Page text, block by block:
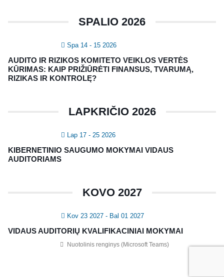
SPALIO 2026
Spa 14 - 15 2026
AUDITO IR RIZIKOS KOMITETO VEIKLOS VERTĖS
KŪRIMAS: KAIP PRIŽIŪRĖTI FINANSUS, TVARUMĄ,
RIZIKAS IR KONTROLĘ?
LAPKRIČIO 2026
Lap 17 - 25 2026
KIBERNETINIO SAUGUMO MOKYMAI VIDAUS
AUDITORIAMS
KOVO 2027
Kov 23 2027 - Bal 01 2027
VIDAUS AUDITORIŲ KVALIFIKACINIAI MOKYMAI
Nuotolinis renginys (Microsoft Teams)
NAUJIENLAIŠKIS
Registruokitės naujienlaiškiui apie Vidaus Auditorių asociaciją!
asociacija | IIA Lithuania |Privatumo politika